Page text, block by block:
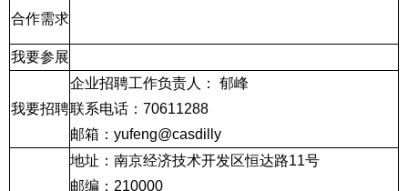
合作需求
我要参展
我要招聘
企业招聘工作负责人： 郁峰
联系电话： 70611288
邮箱： yufeng@casdilly
地址：南京经济技术开发区恒达路11号
邮编： 210000